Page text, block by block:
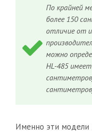
По крайней
более 150
отличие от
можно
HL-485
Именно эти модели